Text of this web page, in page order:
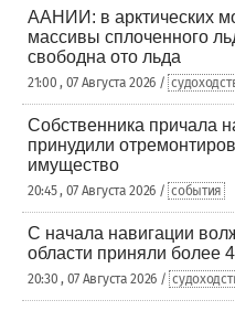
ААНИИ: в арктических
массивы сплоченного
свободна ото льда
21:00 , 07 Августа 2026 /
Собственника причала
принудили
имущество
20:45 , 07 Августа 2026 / события
С начала навигации
области приняли более
20:30 , 07 Августа 2026 /